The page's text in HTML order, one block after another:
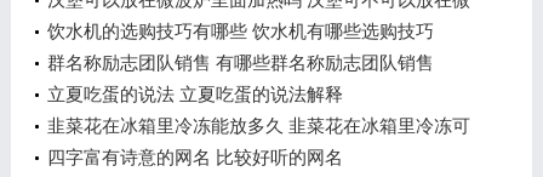
波炉里面加热
饮水机的选购技巧有哪些 饮水机有哪些选购技巧
群名称励志团队销售 有哪些群名称励志团队销售
立夏吃蛋的说法 立夏吃蛋的说法解释
韭菜花在冰箱里冷冻能放多久 韭菜花在冰箱里冷冻可
以放多长时间
四字富有诗意的网名 比较好听的网名